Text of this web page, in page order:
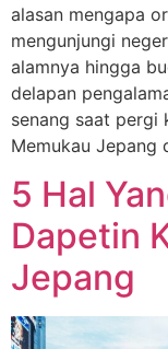
alasan mengapa
mengunjungi
alamnya hingga
delapan
senang saat pergi
Memukau
5 Hal
Dapetin
Jepang​